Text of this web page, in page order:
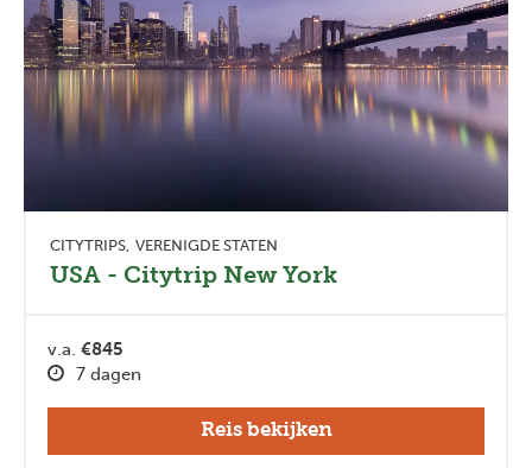
CITYTRIPS VERENIGDE STATEN
USA - Citytrip New York
v.a. €845
7 dagen
Reis bekijken